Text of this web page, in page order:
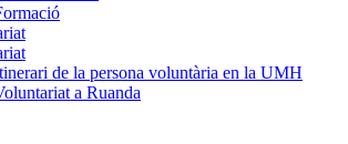
de la persona voluntària en la UMH
a Ruanda